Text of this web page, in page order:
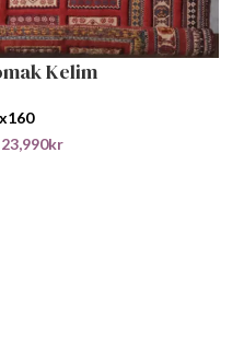
Kelim
23,990kr